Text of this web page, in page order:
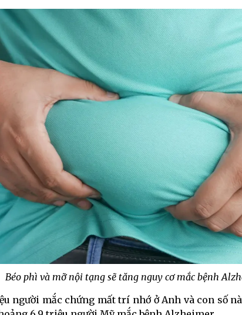
Béo phì và mỡ nội tạng sẽ tăng nguy cơ mắc bệnh
người mắc chứng mất trí nhớ ở Anh và con số